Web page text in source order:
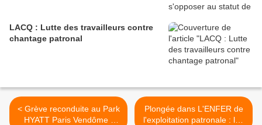
LACQ : Lutte des travailleurs contre
chantage patronal
< Grève reconduite au Park
HYATT Paris Vendôme !
Plongée dans L'ENFER de
l'exploitation patronale : les